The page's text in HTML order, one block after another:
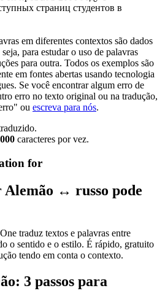
страниц студентов в
em diferentes contextos são dados
para estudar o uso de palavras
para outra. Todos os exemplos são
em fontes abertas usando tecnologia
Se você encontrar algum erro de
erro no texto original ou na tradução,
ou escreva para nós.
caracteres por vez.
for
↔ russo pode
traduz textos e palavras entre
o sentido e o estilo. É rápido, gratuito
tendo em conta o contexto.
3 passos para